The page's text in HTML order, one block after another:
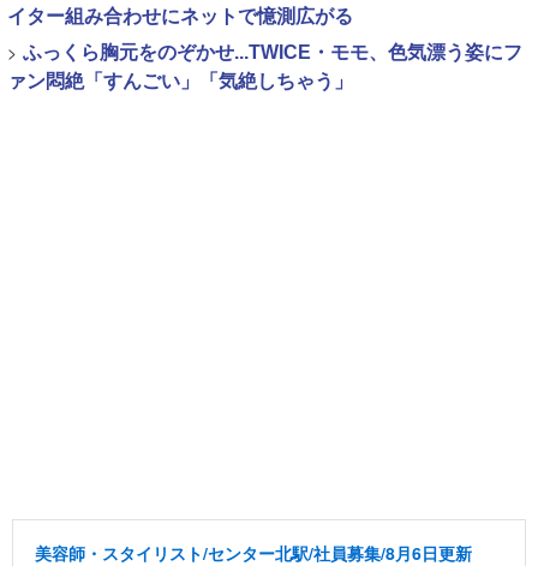
イター組み合わせにネットで憶測広がる
> ふっくら胸元をのぞかせ...TWICE・モモ、色気漂う姿にフ
ァン悶絶「すんごい」「気絶しちゃう」
美容師・スタイリスト/センター北駅/社員募集/8月6日更新